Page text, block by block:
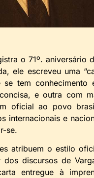
o 71º. aniversário
ele escreveu uma
tem conhecimento
e outra com
oficial ao povo
internacionais e
se.
atribuem o estilo
discursos de
entregue à